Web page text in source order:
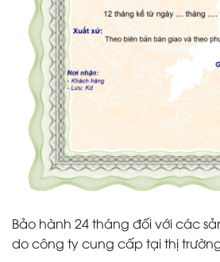
Bảo hành 24 tháng đối với các
do công ty cung cấp tại thị